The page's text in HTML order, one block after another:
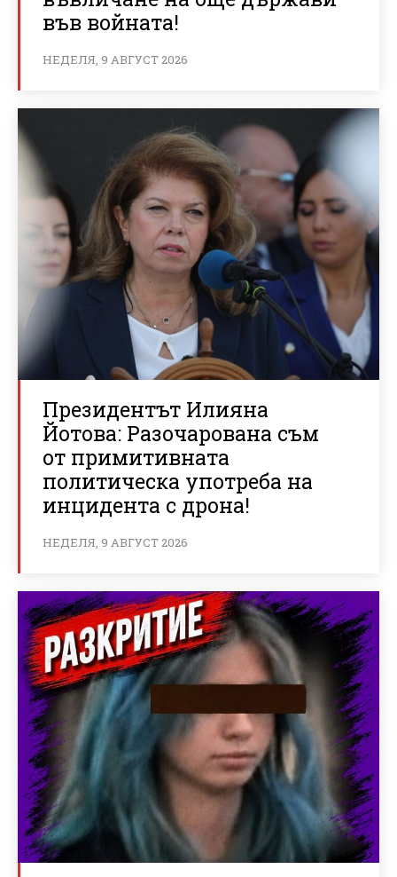
във войната!
НЕДЕЛЯ, 9 АВГУСТ 2026
Президентът Илияна
Йотова: Разочарована съм
от примитивната
политическа употреба на
инцидента с дрона!
НЕДЕЛЯ, 9 АВГУСТ 2026